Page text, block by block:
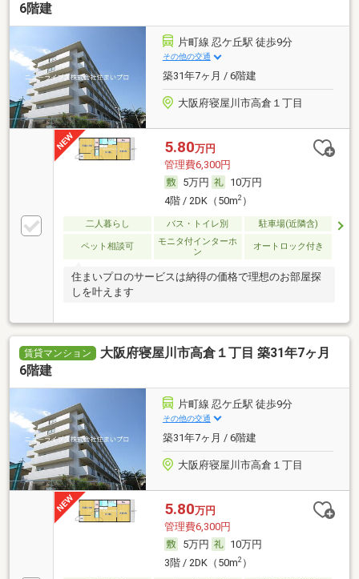
6階建
片町線 忍ケ丘駅 徒歩9分
その他の交通
築31年7ヶ月 / 6階建
大阪府寝屋川市高倉１丁目
5.80万円
管理費6,300円
5万円
10万円
4階 / 2DK（50m2）
二人暮らし バス・トイレ別 駐車場(近隣含)
ペット相談可
モニタ付インターホ
ン
オートロック付き
住まいプロのサービスは納得の価格で理想のお部屋探
しを叶えます
賃貸マンション
大阪府寝屋川市高倉１丁目 築31年7ヶ月
6階建
片町線 忍ケ丘駅 徒歩9分
その他の交通
築31年7ヶ月 / 6階建
大阪府寝屋川市高倉１丁目
5.80万円
管理費6,300円
5万円
10万円
3階 / 2DK（50m2）